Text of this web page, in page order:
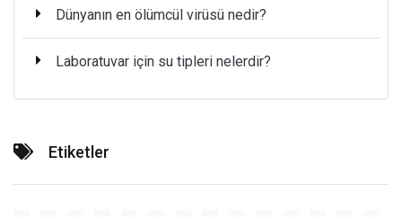
Dünyanın en ölümcül virüsü nedir?
Laboratuvar için su tipleri nelerdir?
Etiketler